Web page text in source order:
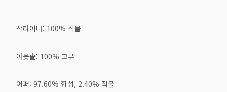
삭라이너: 100% 직물
아웃솔: 100% 고무
어퍼: 97.60% 합성, 2.40% 직물